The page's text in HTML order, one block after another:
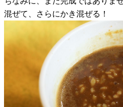
混ぜて、さらにかき混ぜる！